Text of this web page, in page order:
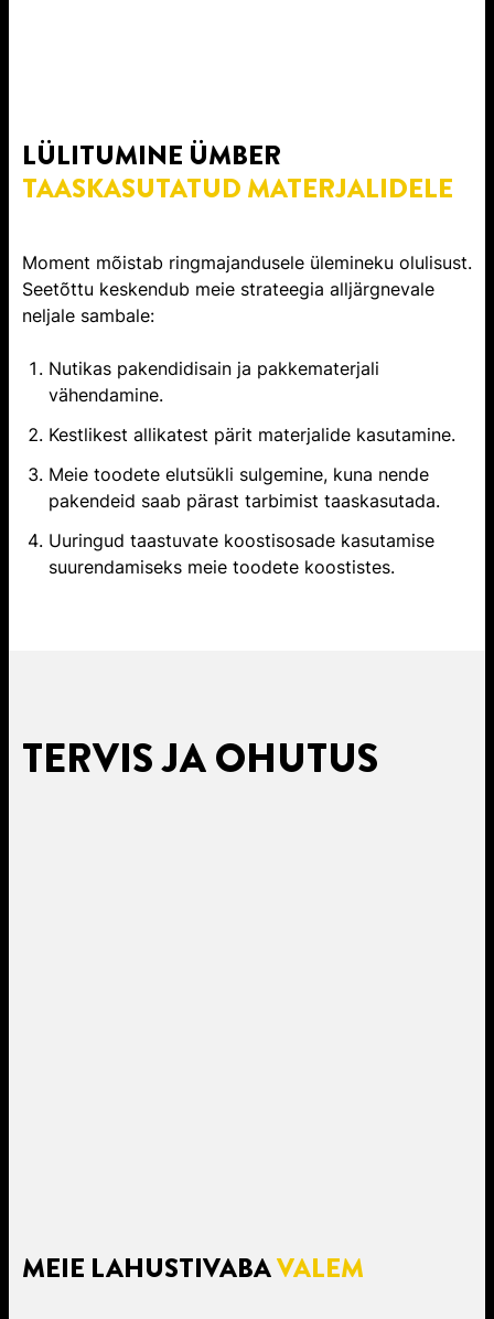
LÜLITUMINE ÜMBER
TAASKASUTATUD MATERJALIDELE
Moment mõistab ringmajandusele ülemineku olulisust.
Seetõttu keskendub meie strateegia alljärgnevale
neljale sambale:
Nutikas pakendidisain ja pakkematerjali
vähendamine.
Kestlikest allikatest pärit materjalide kasutamine.
Meie toodete elutsükli sulgemine, kuna nende
pakendeid saab pärast tarbimist taaskasutada.
Uuringud taastuvate koostisosade kasutamise
suurendamiseks meie toodete koostistes.
TERVIS JA OHUTUS
MEIE LAHUSTIVABA​VALEM